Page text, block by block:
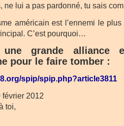
ne lui a pas pardonné, tu sais
américain est l’ennemi le
C’est pourquoi…
grande alliance
pour le faire tomber :
spip/spip.php?article3811
février 2012
toi,